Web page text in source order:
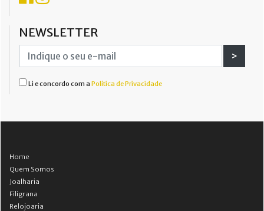
NEWSLETTER
>
Li e concordo com a Política de Privacidade
Home
Quem Somos
Joalharia
Filigrana
Relojoaria